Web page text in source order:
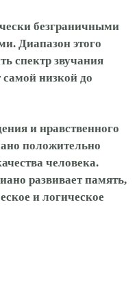
безграничными
Диапазон этого
спектр звучания
самой низкой до
и нравственного
положительно
человека.
развивает память,
и логическое